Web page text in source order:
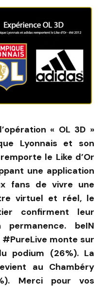
« OL 3D »
Lyonnais et son
le Like d’Or
une application
fans de vivre une
virtuel et réel, le
confirment leur
permanence. beIN
#PureLive monte sur
podium (26%). La
au Chambéry
Merci pour vos